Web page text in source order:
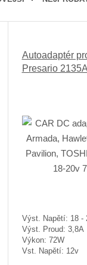
Autoadaptér
Presario
Výst. Napětí: 18 -
Výst. Proud: 3,8A
Výkon: 72W
Vst. Napětí: 12v